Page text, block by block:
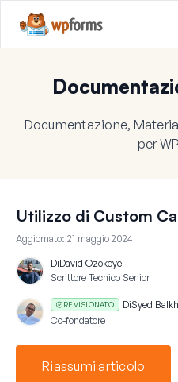
Documentazione,
per
Utilizzo di Custom
Aggiornato: 21 maggio 2024
DiDavid Ozokoye
Scrittore Tecnico Senior
REVISIONATO DiSyed
Co-fondatore
Riassumi articolo